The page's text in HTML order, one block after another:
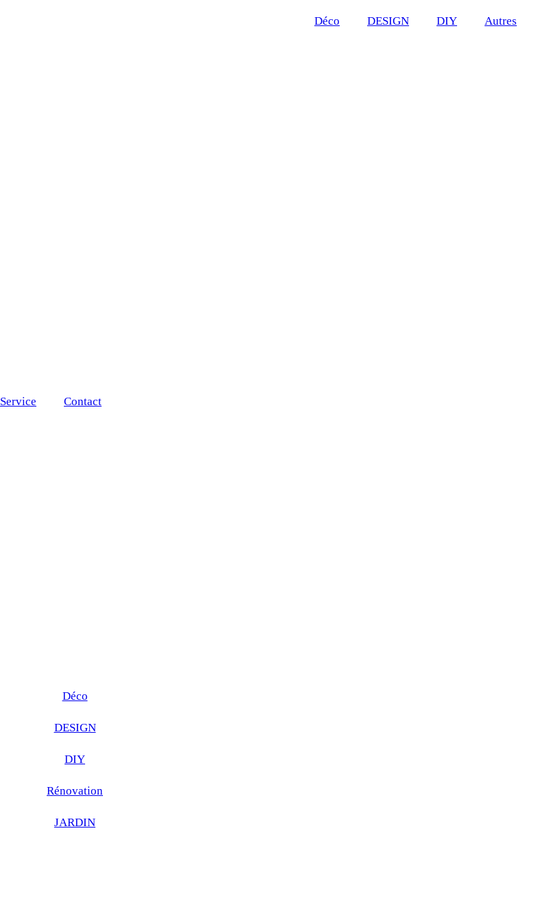
Déco DESIGN DIY Autres
Service Contact
Déco
DESIGN
DIY
Rénovation
JARDIN